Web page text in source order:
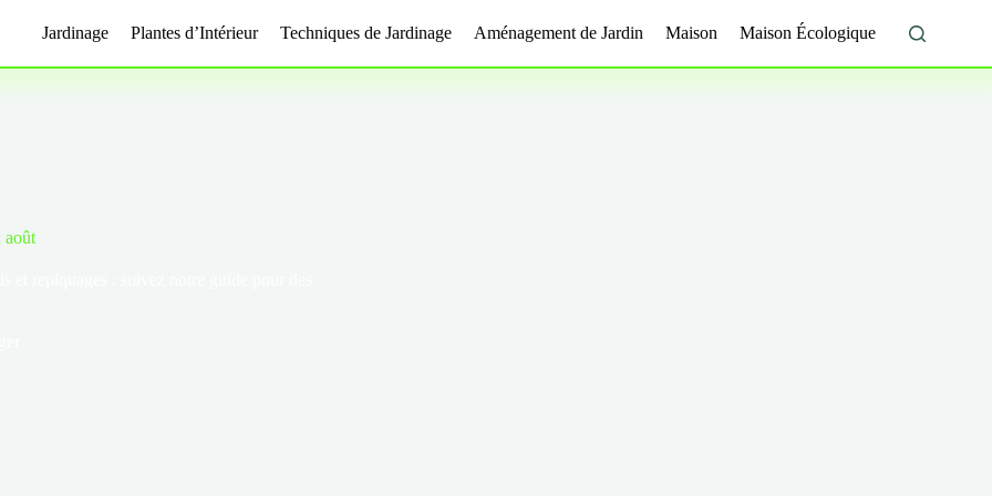
Jardinage Plantes d’Intérieur Techniques de Jardinage Aménagement de Jardin Maison Maison Écologique
août